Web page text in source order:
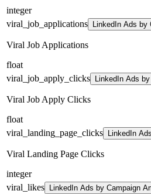
integer
viral_job_applications
LinkedIn Ads
Viral Job Applications
float
viral_job_apply_clicks
LinkedIn Ads
Viral Job Apply Clicks
float
viral_landing_page_clicks
LinkedIn
Viral Landing Page Clicks
integer
viral_likes
LinkedIn Ads by Campaign